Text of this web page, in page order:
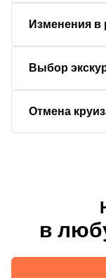
Изменения в
Выбор
Отмена
в